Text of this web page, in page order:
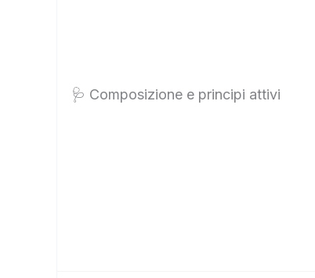
🩺 Composizione e principi attivi